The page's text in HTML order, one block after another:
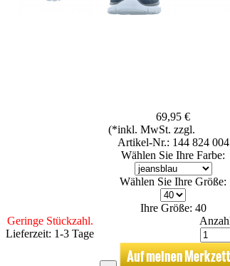
69,95 €
(*inkl. MwSt. zzgl.
Artikel-Nr.: 144 824 004
Wählen Sie Ihre Farbe:
Wählen Sie Ihre Größe:
Ihre Größe: 40
Geringe Stückzahl.
Lieferzeit: 1-3 Tage